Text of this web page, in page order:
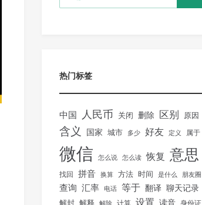
热门标签
中国 人民币 关闭 删除 区别 原因
含义 国家 城市 多少 好友 定义 属于
微信 怎么说 怎么读 恢复 意思
找回 拼音 换算 方法 时间 是什么 朋友圈
查询 汇率 电话 等于 翻译 聊天记录
解封 解释 解除 计算 设置 读音 身份证